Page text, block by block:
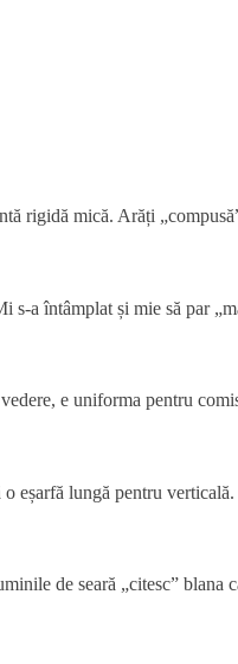
rigidă mică. Arăți
a întâmplat și mie să par
e uniforma pentru
eșarfă lungă pentru verticală.
de seară „citesc” blana